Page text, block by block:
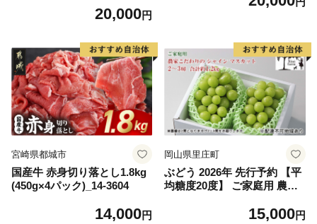
20,000円
宮崎県都城市
国産牛 赤身切り落とし1.8kg
(450g×4パック)_14-3604
14,000円
岡山県里庄町
ぶどう 2026年 先行予約 【平
均糖度20度】 ご家庭用 農家
ット 2～3房 合計約1.2kg ブ
15,000円